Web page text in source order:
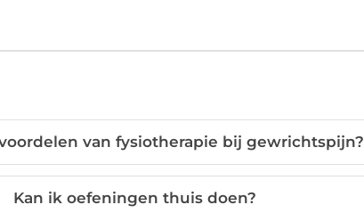
van fysiotherapie bij gewrichtspijn?
Kan ik oefeningen thuis doen?